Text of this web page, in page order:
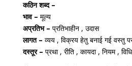
कठिन शब्द –
भाव – मूल्य
अप्रतिभ – प्रतिभाहीन , उदास
लागत – व्यय , विक्रय हेतु बनाई गई वस्तु
दस्तूर – प्रथा , रीति , कायदा , नियम , विधि